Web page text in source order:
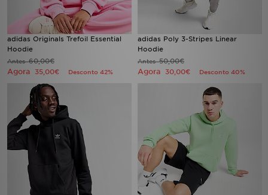
adidas Originals Trefoil Essential
Hoodie
Antes60,00€
Agora 35,00€ Desconto 42%
adidas Poly 3-Stripes Linear
Hoodie
Antes50,00€
Agora 30,00€ Desconto 40%